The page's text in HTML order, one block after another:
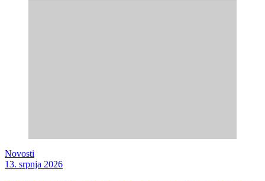
Novosti
13. srpnja 2026